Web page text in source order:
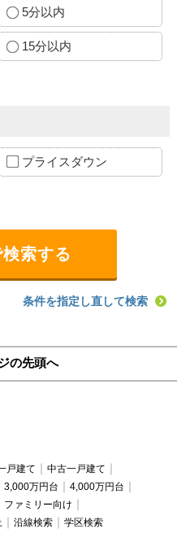
5分以内
15分以内
プライスダウン
条件を指定し直して検索
の先頭へ
戸建て
中古一戸建て
3,000万円台
4,000万円台
ファミリー向け
沿線検索 学区検索